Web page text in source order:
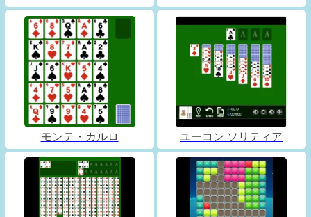
モンテ・カルロ ユーコン ソリティア